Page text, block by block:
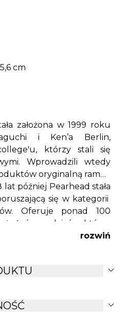
cm
założona w 1999 roku
i Ken’a Berlin,
którzy stali się
Wprowadzili wtedy
oryginalną ramkę
lat później Pearhead stała
się w kategorii
Oferuje ponad 100
rodziców którzy
chwile z maluszkiem
marki jest tworzenie
rozwiń
expand_more
expand_more